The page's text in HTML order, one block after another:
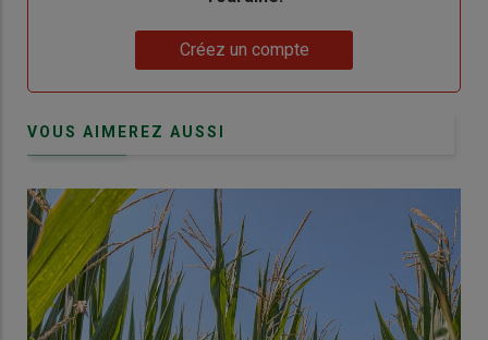
Créez un compte
VOUS AIMEREZ AUSSI